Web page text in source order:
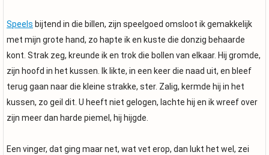
Speels bijtend in die billen, zijn speelgoed omsloot ik gemakkelijk
met mijn grote hand, zo hapte ik en kuste die donzig behaarde
kont. Strak zeg, kreunde ik en trok die bollen van elkaar. Hij gromde,
zijn hoofd in het kussen. Ik likte, in een keer die naad uit, en bleef
terug gaan naar die kleine strakke, ster. Zalig, kermde hij in het
kussen, zo geil dit. U heeft niet gelogen, lachte hij en ik wreef over
zijn meer dan harde piemel, hij hijgde.
Een vinger, dat ging maar net, wat vet erop, dan lukt het wel, zei